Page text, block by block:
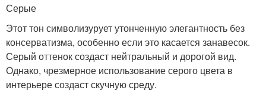
Серые
Этот тон символизурует утонченную элегантность без
консерватизма, особенно если это касается занавесок.
Серый оттенок создаст нейтральный и дорогой вид.
Однако, чрезмерное использование серого цвета в
интерьере создаст скучную среду.